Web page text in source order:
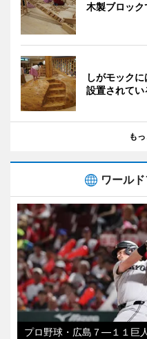
木製ブロッ
しがモック
設置されてい
も
ワール
プロ野球・広島７―１１巨人